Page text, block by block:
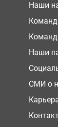
Наши
Наши
СМИ о